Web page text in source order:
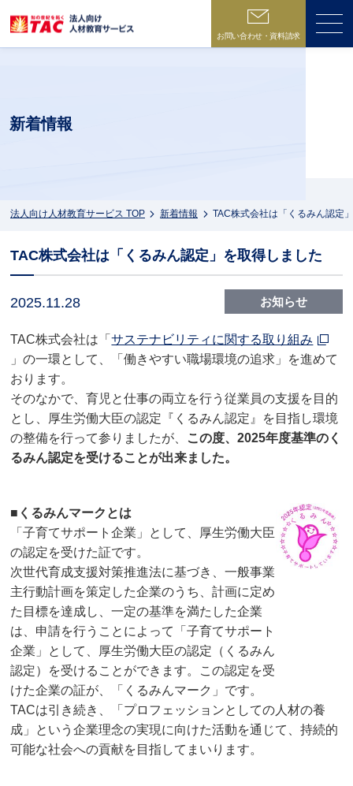
お問い合わせ・資料請求
新着情報
法人向け人材教育サービス TOP 新着情報 TAC株式会社は「くるみん認定
TAC株式会社は「くるみん認定」を取得しました
お知らせ
2025.11.28
TAC株式会社は「サステナビリティに関する取り組み
」の一環として、「働きやすい職場環境の追求」を進めて
おります。
そのなかで、育児と仕事の両立を行う従業員の支援を目的
とし、厚生労働大臣の認定『くるみん認定』を目指し環境
の整備を行って参りましたが、 この度、2025年度基準のく
るみん認定を受けることが出来ました。
■くるみんマークとは
「子育てサポート企業」として、厚生労働大臣
の認定を受けた証です。
次世代育成支援対策推進法に基づき、一般事業
主行動計画を策定した企業のうち、計画に定め
た目標を達成し、一定の基準を満たした企業
は、申請を行うことによって「子育てサポート
企業」として、厚生労働大臣の認定（くるみん
認定）を受けることができます。この認定を受
けた企業の証が、「くるみんマーク」です。
TACは引き続き、「プロフェッションとしての人材の養
成」という企業理念の実現に向けた活動を通じて、持続的
可能な社会への貢献を目指してまいります。